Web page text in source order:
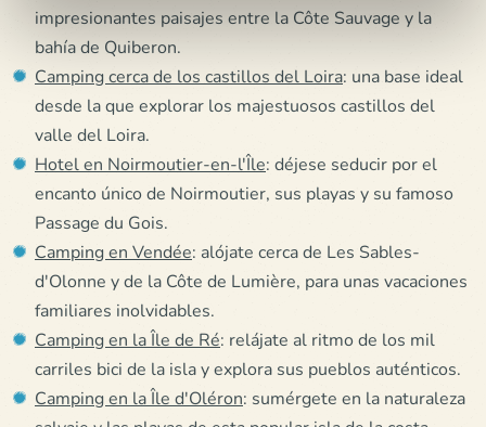
impresionantes paisajes entre la Côte Sauvage y la
bahía de Quiberon.
Camping cerca de los castillos del Loira: una base ideal
desde la que explorar los majestuosos castillos del
valle del Loira.
Hotel en Noirmoutier-en-l'Île: déjese seducir por el
encanto único de Noirmoutier, sus playas y su famoso
Passage du Gois.
Camping en Vendée: alójate cerca de Les Sables-
d'Olonne y de la Côte de Lumière, para unas vacaciones
familiares inolvidables.
Camping en la Île de Ré: relájate al ritmo de los mil
carriles bici de la isla y explora sus pueblos auténticos.
Camping en la Île d'Oléron: sumérgete en la naturaleza